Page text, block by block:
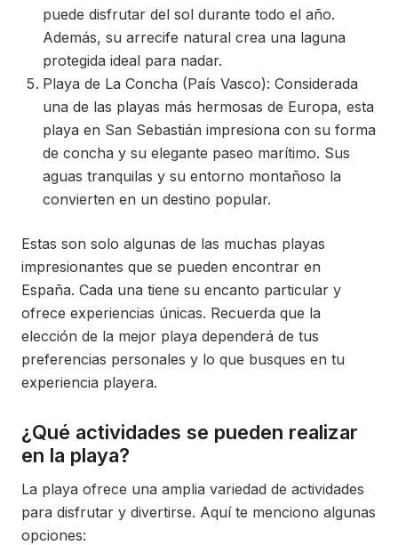
puede disfrutar del sol durante todo el año.
Además, su arrecife natural crea una laguna
protegida ideal para nadar.
Playa de La Concha (País Vasco): Considerada
una de las playas más hermosas de Europa, esta
playa en San Sebastián impresiona con su forma
de concha y su elegante paseo marítimo. Sus
aguas tranquilas y su entorno montañoso la
convierten en un destino popular.
Estas son solo algunas de las muchas playas
impresionantes que se pueden encontrar en
España. Cada una tiene su encanto particular y
ofrece experiencias únicas. Recuerda que la
elección de la mejor playa dependerá de tus
preferencias personales y lo que busques en tu
experiencia playera.
¿Qué actividades se pueden realizar
en la playa?
La playa ofrece una amplia variedad de actividades
para disfrutar y divertirse. Aquí te menciono algunas
opciones: